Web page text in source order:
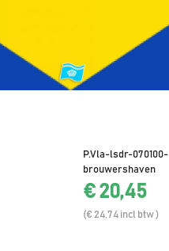
P.Vla-lsdr-070100-
brouwershaven
€ 20,45
(€ 24,74 incl btw )